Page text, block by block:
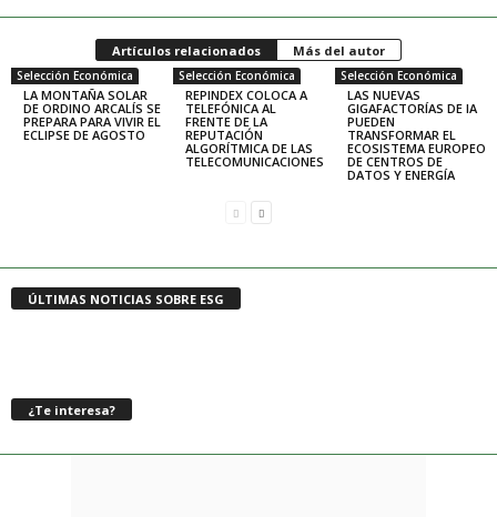
Artículos relacionados Más del autor
Selección Económica
LA MONTAÑA SOLAR
DE ORDINO ARCALÍS SE
PREPARA PARA VIVIR EL
ECLIPSE DE AGOSTO
Selección Económica
REPINDEX COLOCA A
TELEFÓNICA AL
FRENTE DE LA
REPUTACIÓN
ALGORÍTMICA DE LAS
TELECOMUNICACIONES
Selección Económica
LAS NUEVAS
GIGAFACTORÍAS DE IA
PUEDEN
TRANSFORMAR EL
ECOSISTEMA EUROPEO
DE CENTROS DE
DATOS Y ENERGÍA
ÚLTIMAS NOTICIAS SOBRE ESG
¿Te interesa?